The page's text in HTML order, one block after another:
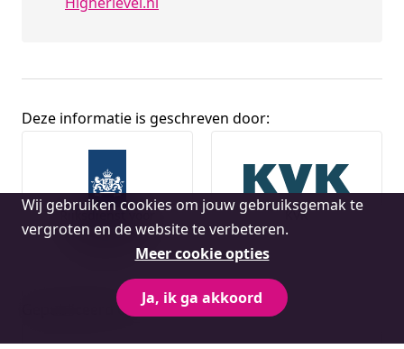
Cookie
melding
Wij gebruiken cookies om jouw gebruiksgemak te
vergroten en de website te verbeteren.
Meer cookie opties
Ja, ik ga akkoord
Broninformatie
Deze informatie is geschreven door:
Rijksdienst voor
Ondernemend
Nederland
KVK
Gepubliceerd op: